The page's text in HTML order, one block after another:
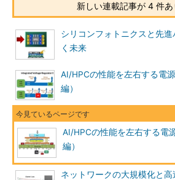
新しい連載記事が 4 件あ
シリコンフォトニクスと先
く未来
AI/HPCの性能を左右する電
編）
AI/HPCの性能を左右する電
編）
ネットワークの大規模化と